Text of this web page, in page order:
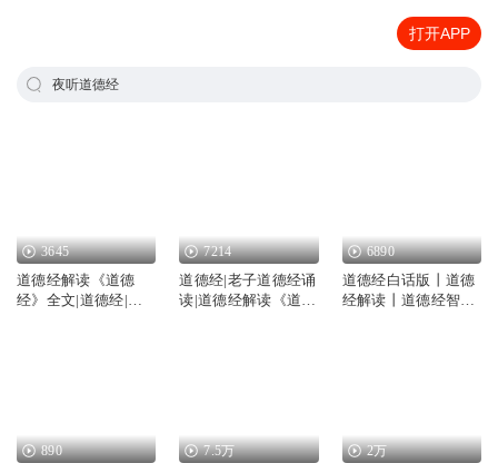
打开APP
夜听道德经
3645
道德经解读《道德
经》全文|道德经|老
7214
道德经|老子道德经诵
读|道德经解读《道德
6890
道德经白话版丨道德
经解读丨道德经智慧
890 7.5万 2万